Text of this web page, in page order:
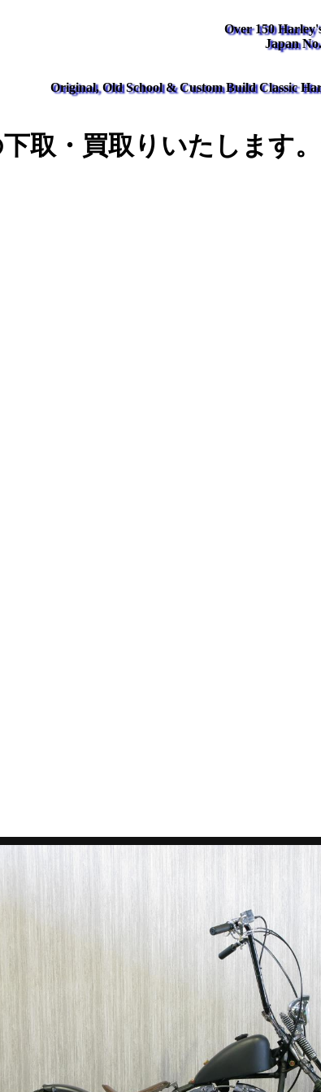
Over 150
Japan
Original, Old School & Custom Build Classic
取・買取りいたします